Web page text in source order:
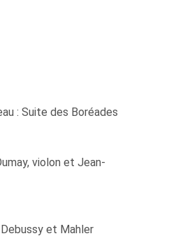
: Suite des Boréades
violon et Jean-
et Mahler